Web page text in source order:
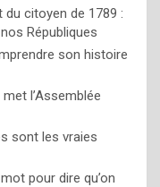
du citoyen de 1789 :
Républiques
son histoire
l’Assemblée
sont les vraies
pour dire qu’on